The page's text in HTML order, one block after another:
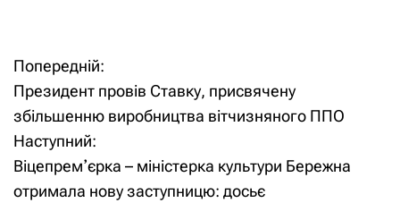
Н
а
в
і
Попередній:
Президент провів Ставку, присвячену
збільшенню виробництва вітчизняного ППО
Наступний:
Віцепремʼєрка – міністерка культури Бережна
отримала нову заступницю: досьє